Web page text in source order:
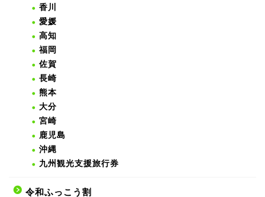
香川
愛媛
高知
福岡
佐賀
長崎
熊本
大分
宮崎
鹿児島
沖縄
九州観光支援旅行券
令和ふっこう割